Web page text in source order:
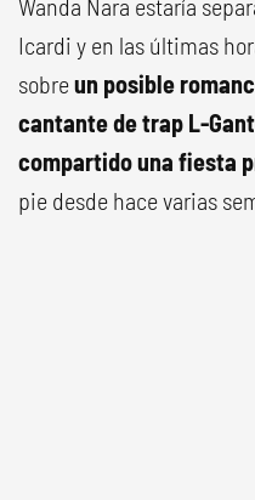
Wanda Nara estaría
Icardi y en las últimas
sobreun posible
cantante de trap L-
compartido una fiesta
pie desde hace varias